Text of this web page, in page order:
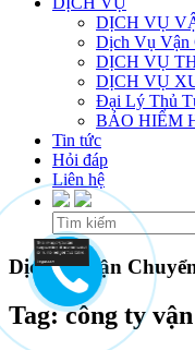
DỊCH VỤ
Dịch Vụ Vận
DỊCH VỤ
DỊCH VỤ
Đại Lý Thủ
BẢO HIỂM
Tin tức
Hỏi đáp
Liên hệ
Skip
to
content
Dịch vụ Vận
Tag:công ty